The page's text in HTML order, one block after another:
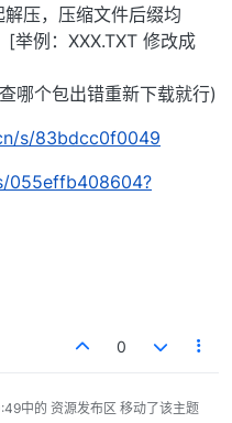
压，压缩文件后缀均
举例：XXX.TXT 修改成
哪个包出错重新下载就行)
s/83bdcc0f0049
055effb408604?
0
中的 资源发布区 移动了该主题